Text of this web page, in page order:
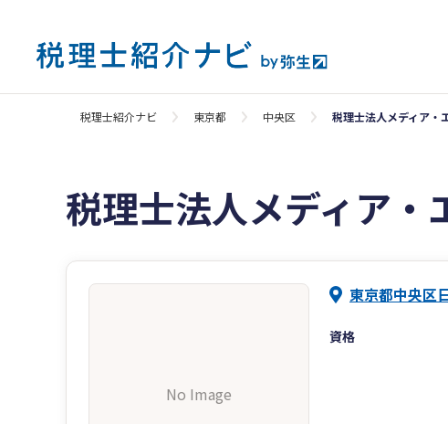
税理士紹介ナビ 東京都 中央区 税理士法人メディア・
税理士法人メディア・
No Image
東京都中央区
資格